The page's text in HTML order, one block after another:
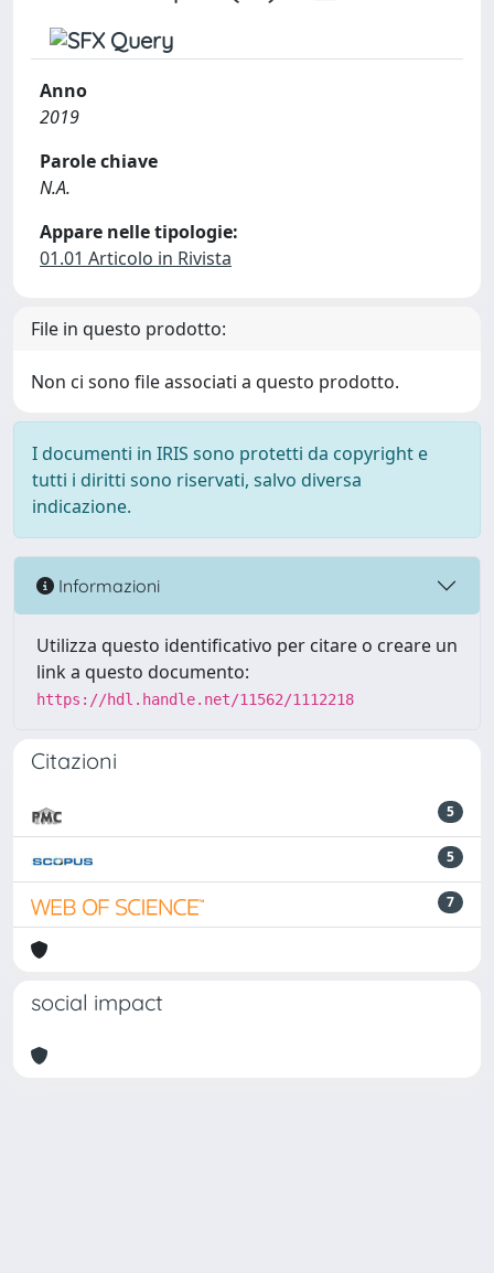
Anno
2019
Parole chiave
N.A.
Appare nelle tipologie:
01.01 Articolo in Rivista
File in questo prodotto:
Non ci sono file associati a questo prodotto.
I documenti in IRIS sono protetti da copyright e
tutti i diritti sono riservati, salvo diversa
indicazione.
Informazioni
Utilizza questo identificativo per citare o creare un
link a questo documento:
https://hdl.handle.net/11562/1112218
Citazioni
5
5
7
social impact